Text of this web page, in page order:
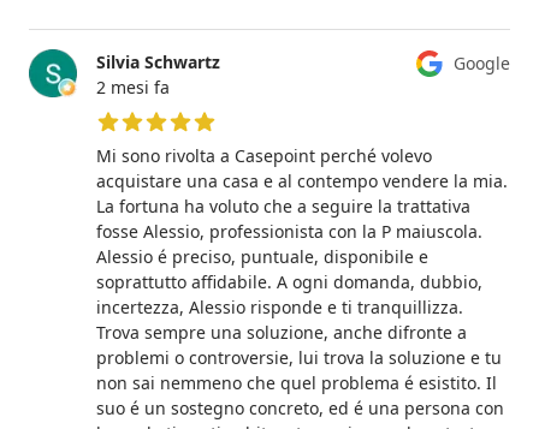
Google
Silvia Schwartz
2 mesi fa
5 su 5 stelle
Mi sono rivolta a Casepoint perché volevo
acquistare una casa e al contempo vendere la mia.
La fortuna ha voluto che a seguire la trattativa
fosse Alessio, professionista con la P maiuscola.
Alessio é preciso, puntuale, disponibile e
soprattutto affidabile. A ogni domanda, dubbio,
incertezza, Alessio risponde e ti tranquillizza.
Trova sempre una soluzione, anche difronte a
problemi o controversie, lui trova la soluzione e tu
non sai nemmeno che quel problema é esistito. Il
suo é un sostegno concreto, ed é una persona con